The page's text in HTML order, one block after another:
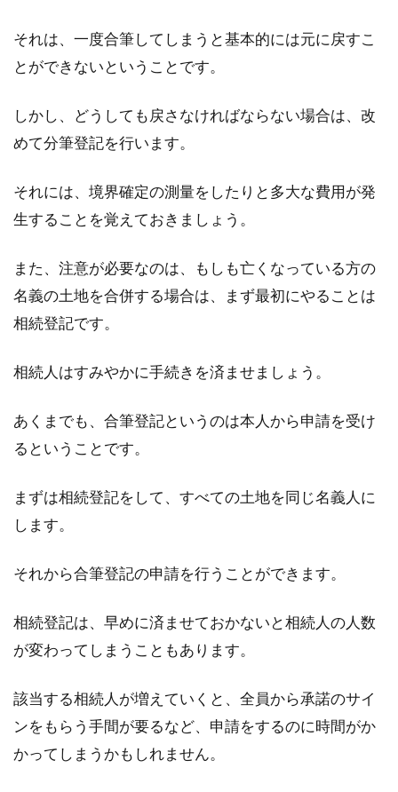
それは、一度合筆してしまうと基本的には元に戻すこ
とができないということです。
しかし、どうしても戻さなければならない場合は、改
めて分筆登記を行います。
それには、境界確定の測量をしたりと多大な費用が発
生することを覚えておきましょう。
また、注意が必要なのは、もしも亡くなっている方の
名義の土地を合併する場合は、まず最初にやることは
相続登記です。
相続人はすみやかに手続きを済ませましょう。
あくまでも、合筆登記というのは本人から申請を受け
るということです。
まずは相続登記をして、すべての土地を同じ名義人に
します。
それから合筆登記の申請を行うことができます。
相続登記は、早めに済ませておかないと相続人の人数
が変わってしまうこともあります。
該当する相続人が増えていくと、全員から承諾のサイ
ンをもらう手間が要るなど、申請をするのに時間がか
かってしまうかもしれません。